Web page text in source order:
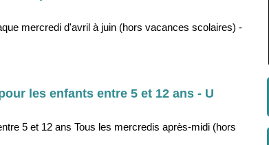
mercredi d'avril à juin (hors vacances scolaires) -
les enfants entre 5 et 12 ans - U
5 et 12 ans Tous les mercredis après-midi (hors